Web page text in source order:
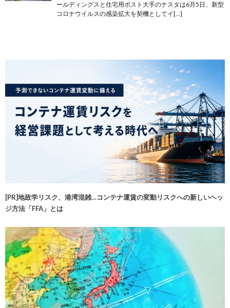
ールディングスと住宅用ポスト大手のナスタは6月5日、新型
コロナウイルスの感染拡大を契機としてイ[…]
[PR]地政学リスク、港湾混雑…コンテナ運賃の変動リスクへの新しいヘッ
ジ方法「FFA」とは